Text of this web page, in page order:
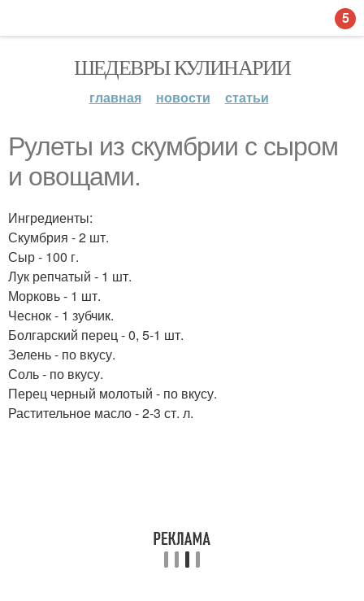
ШЕДЕВРЫ КУЛИНАРИИ
главная новости статьи
Рулеты из скумбрии с сыром
и овощами.
Ингредиенты:
Скумбрия - 2 шт.
Сыр - 100 г.
Лук репчатый - 1 шт.
Морковь - 1 шт.
Чеснок - 1 зубчик.
Болгарский перец - 0, 5-1 шт.
Зелень - по вкусу.
Соль - по вкусу.
Перец черный молотый - по вкусу.
Растительное масло - 2-3 ст. л.
5